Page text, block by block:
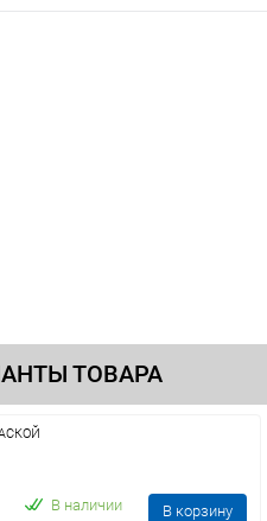
ТОВАРА
В наличии В корзину